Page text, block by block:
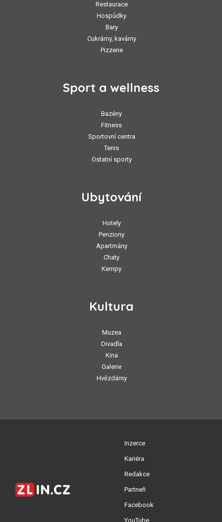
Restaurace
Hospůdky
Bary
Cukrárny, kavárny
Pizzerie
Sport a wellness
Bazény
Fitness
Sportovní centra
Tenis
Ostatní sporty
Ubytování
Hotely
Penziony
Apartmány
Chaty
Kempy
Kultura
Muzea
Divadla
Kina
Galerie
Hvězdárny
Inzerce
Kariéra
Redakce
Partneři
Facebook
YouTube